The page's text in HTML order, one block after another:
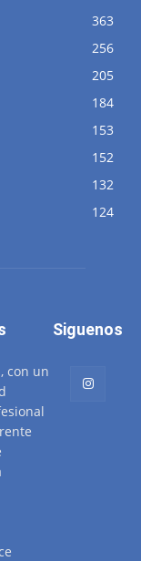
363
256
205
184
153
152
132
124
con un
Siguenos